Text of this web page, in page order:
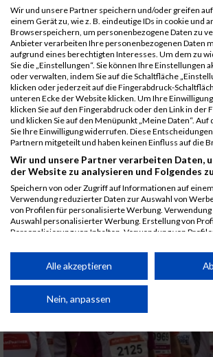
Wir und unsere Partner speichern und/oder greifen
einem Gerät zu, wie z. B. eindeutige IDs in cookie und
Browserspeichern, um personenbezogene Daten zu
Anbieter verarbeiten Ihre personenbezogenen Daten
aufgrund eines berechtigten Interesses. Um dem zu
Sie die „Einstellungen“. Sie können Ihre Einstellungen
oder verwalten, indem Sie auf die Schaltfläche
klicken oder jederzeit auf die Fingerabdruck-
unteren Ecke der Website klicken. Um Ihre
klicken Sie auf den Fingerabdruck oder den Link in der
und klicken Sie auf den Menüpunkt „Meine Daten“. Auf
Sie Ihre Einwilligung widerrufen. Diese
Partnern mitgeteilt und haben keinen Einfluss auf die
Wir und unsere Partner verarbeiten Daten,
der Website zu analysieren und Folgendes
Speichern von oder Zugriff auf Informationen auf
Verwendung reduzierter Daten zur Auswahl von
von Profilen für personalisierte Werbung.
Auswahl personalisierter Werbung. Erstellung von
Personalisierung von Inhalten. Verwendung von
Performance von Inhalten. Analyse von Zielgruppen
Kombinationen von Daten aus verschiedenen Quellen.
von Inhalten.
Daten können außerhalb der Europäischen Union
Website/App.
Alle akzeptieren
Nein, anpassen